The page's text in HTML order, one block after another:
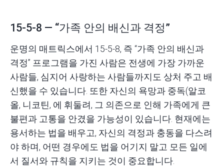
15-5-8 — “가족 안의 배신과 격정”
운명의 매트릭스에서 15-5-8, 즉 “가족 안의 배신과
격정” 프로그램을 가진 사람은 전생에 가장 가까운
사람들, 심지어 사랑하는 사람들까지도 상처 주고 배
신했을 수 있습니다. 또한 자신의 욕망과 중독(알코
올, 니코틴, 에 휘둘려, 그 의존으로 인해 가족에게 큰
불편과 고통을 안겼을 가능성이 있습니다. 현재에는
용서하는 법을 배우고, 자신의 격정과 충동을 다스려
야 하며, 어떤 경우에도 법을 어기지 말고 모든 일에
서 질서와 규칙을 지키는 것이 중요합니다.